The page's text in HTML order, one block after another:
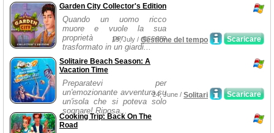
Garden City Collector's Edition
Quando un uomo ricco
muore e vuole la sua
proprietà per essere
trasformato in un giardi...
Scaricare
19, July / Gestione del tempo
Solitaire Beach Season: A
Vacation Time
Preparatevi per
un'emozionante avventura su
un'isola che si poteva solo
sognare! Riposa...
Scaricare
24, June / Solitari
Cooking Trip: Back On The
Road